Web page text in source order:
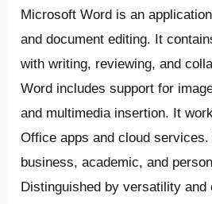
Microsoft Word is an
and document editing. It
with writing, reviewing, and
Word includes support for
and multimedia insertion. It
Office apps and cloud
business, academic, and
Distinguished by versatility and